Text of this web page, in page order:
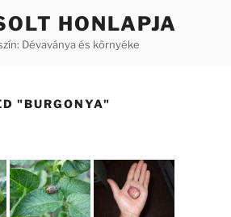
HONLAPJA
Dévaványa és környéke
"BURGONYA"